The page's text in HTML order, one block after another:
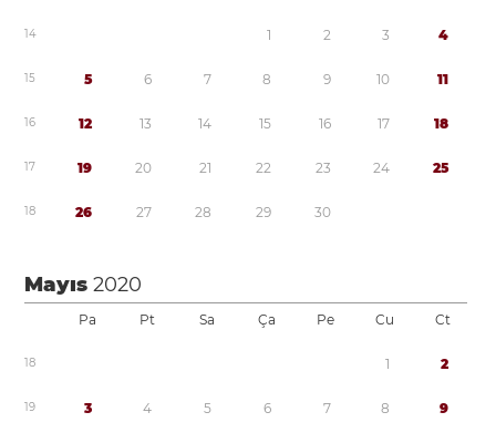
14 1 2 3 4
15 5 6 7 8 9 10 11
16 12 13 14 15 16 17 18
17 19 20 21 22 23 24 25
18 26 27 28 29 30
Mayıs2020
Pa Pt Sa Ça Pe Cu Ct
18 1 2
19 3 4 5 6 7 8 9